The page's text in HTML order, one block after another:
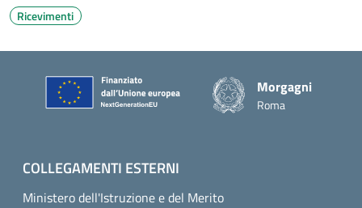
Ricevimenti
Piè di pagina
Morgagni
Roma
COLLEGAMENTI ESTERNI
Ministero dell'Istruzione e del Merito